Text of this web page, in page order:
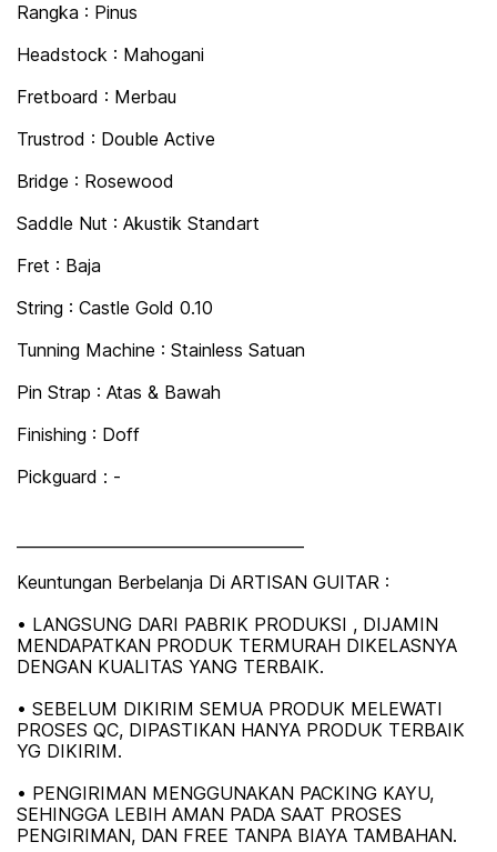
Rangka : Pinus
Headstock : Mahogani
Fretboard : Merbau
Trustrod : Double Active
Bridge : Rosewood
Saddle Nut : Akustik Standart
Fret : Baja
String : Castle Gold 0.10
Tunning Machine : Stainless Satuan
Pin Strap : Atas & Bawah
Finishing : Doff
Pickguard : -
Keuntungan Berbelanja Di ARTISAN GUITAR :
• LANGSUNG DARI PABRIK PRODUKSI , DIJAMIN
MENDAPATKAN PRODUK TERMURAH DIKELASNYA
DENGAN KUALITAS YANG TERBAIK.
• SEBELUM DIKIRIM SEMUA PRODUK MELEWATI
PROSES QC, DIPASTIKAN HANYA PRODUK TERBAIK
YG DIKIRIM.
• PENGIRIMAN MENGGUNAKAN PACKING KAYU,
SEHINGGA LEBIH AMAN PADA SAAT PROSES
PENGIRIMAN, DAN FREE TANPA BIAYA TAMBAHAN.